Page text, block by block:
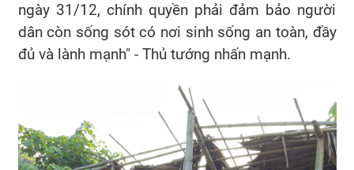
ngày 31/12, chính quyền phải đảm bảo người
dân còn sống sót có nơi sinh sống an toàn, đầy
đủ và lành mạnh" - Thủ tướng nhấn mạnh.